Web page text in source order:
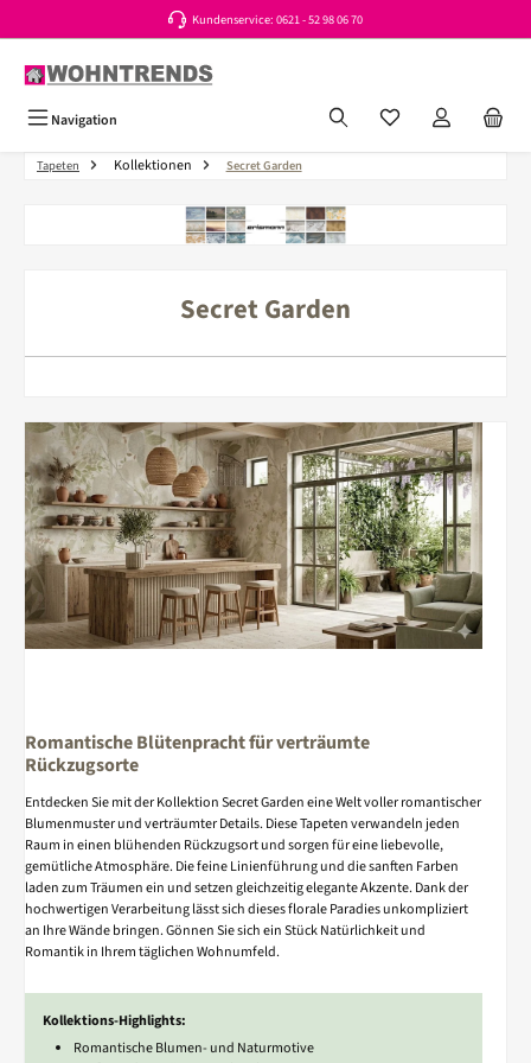
Kundenservice: 0621 - 52 98 06 70
Navigation Du hast 0 Produkte
Tapeten Kollektionen Secret Garden
Secret Garden
Romantische Blütenpracht für verträumte
Rückzugsorte
Entdecken Sie mit der Kollektion Secret Garden eine Welt voller romantischer
Blumenmuster und verträumter Details. Diese Tapeten verwandeln jeden
Raum in einen blühenden Rückzugsort und sorgen für eine liebevolle,
gemütliche Atmosphäre. Die feine Linienführung und die sanften Farben
laden zum Träumen ein und setzen gleichzeitig elegante Akzente. Dank der
hochwertigen Verarbeitung lässt sich dieses florale Paradies unkompliziert
an Ihre Wände bringen. Gönnen Sie sich ein Stück Natürlichkeit und
Romantik in Ihrem täglichen Wohnumfeld.
Kollektions-Highlights:
Romantische Blumen- und Naturmotive